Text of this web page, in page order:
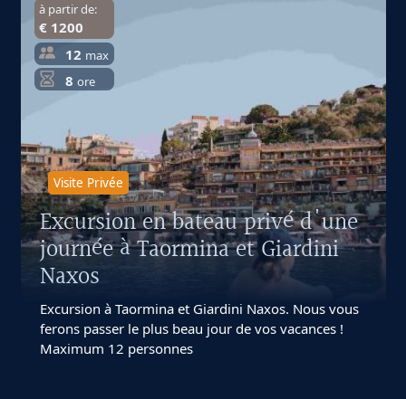
à partir de:
€ 1200
12 max
8 ore
Visite Privée
Excursion en bateau privé d'une
journée à Taormina et Giardini
Naxos
Excursion à Taormina et Giardini Naxos. Nous vous
ferons passer le plus beau jour de vos vacances !
Maximum 12 personnes